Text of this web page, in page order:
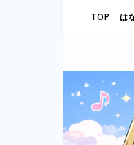
TOP は